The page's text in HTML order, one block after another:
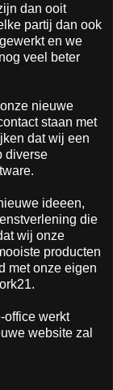
dan ooit
partij dan ook
en we
veel beter
nieuwe
staan met
dat wij een
diverse
ideeen,
die
wij onze
producten
met onze eigen
office werkt
website zal